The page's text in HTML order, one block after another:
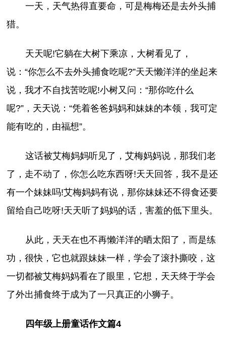
一天，天气热得直要命，可是梅梅还是去外头捕
猎。
天天呢!它躺在大树下乘凉，大树看见了，
说：“你怎么不去外头捕食吃呢?”天天懒洋洋的坐起来
说，我才不自找苦吃呢!小树又问：“那你吃什么
呢?”，天天说：“凭着爸爸妈妈和妹妹的本领，我可定
能有吃的，由福想”。
这话被艾梅妈妈听见了，艾梅妈妈说，那我们老
了，走不动了，你怎么吃东西呀!天天回答，我不是还
有一个妹妹吗!艾梅妈妈有说，那你妹妹还不得食还要
留给自己吃呀!天天听了妈妈的话，害羞的低下里头。
从此，天天在也不再懒洋洋的晒太阳了，而是练
功，很快，它也就跟妹妹一样，学会了滚扑撕咬，这
一切都被艾梅妈妈看在了眼里，它想，天天终于学会
了外出捕食终于成为了一只真正的小狮子。
四年级上册童话作文篇4